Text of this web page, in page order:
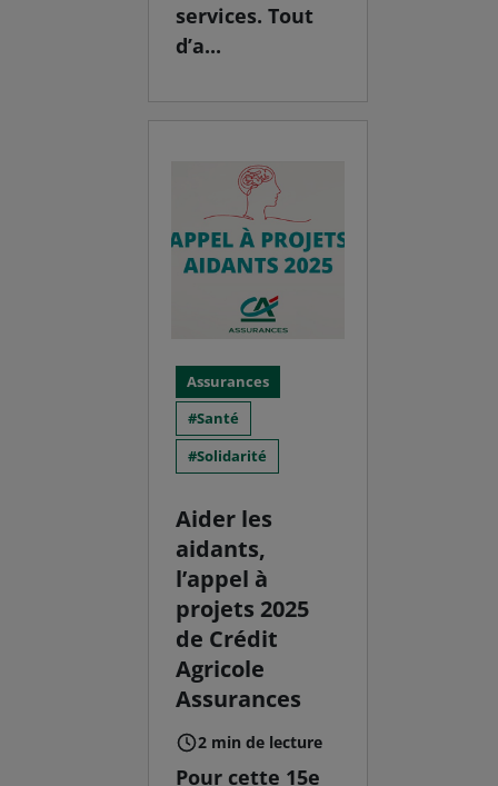
services. Tout
d’a...
Assurances
Santé
Solidarité
Aider les
aidants,
l’appel à
projets 2025
de Crédit
Agricole
Assurances
2 min de lecture
Pour cette 15e